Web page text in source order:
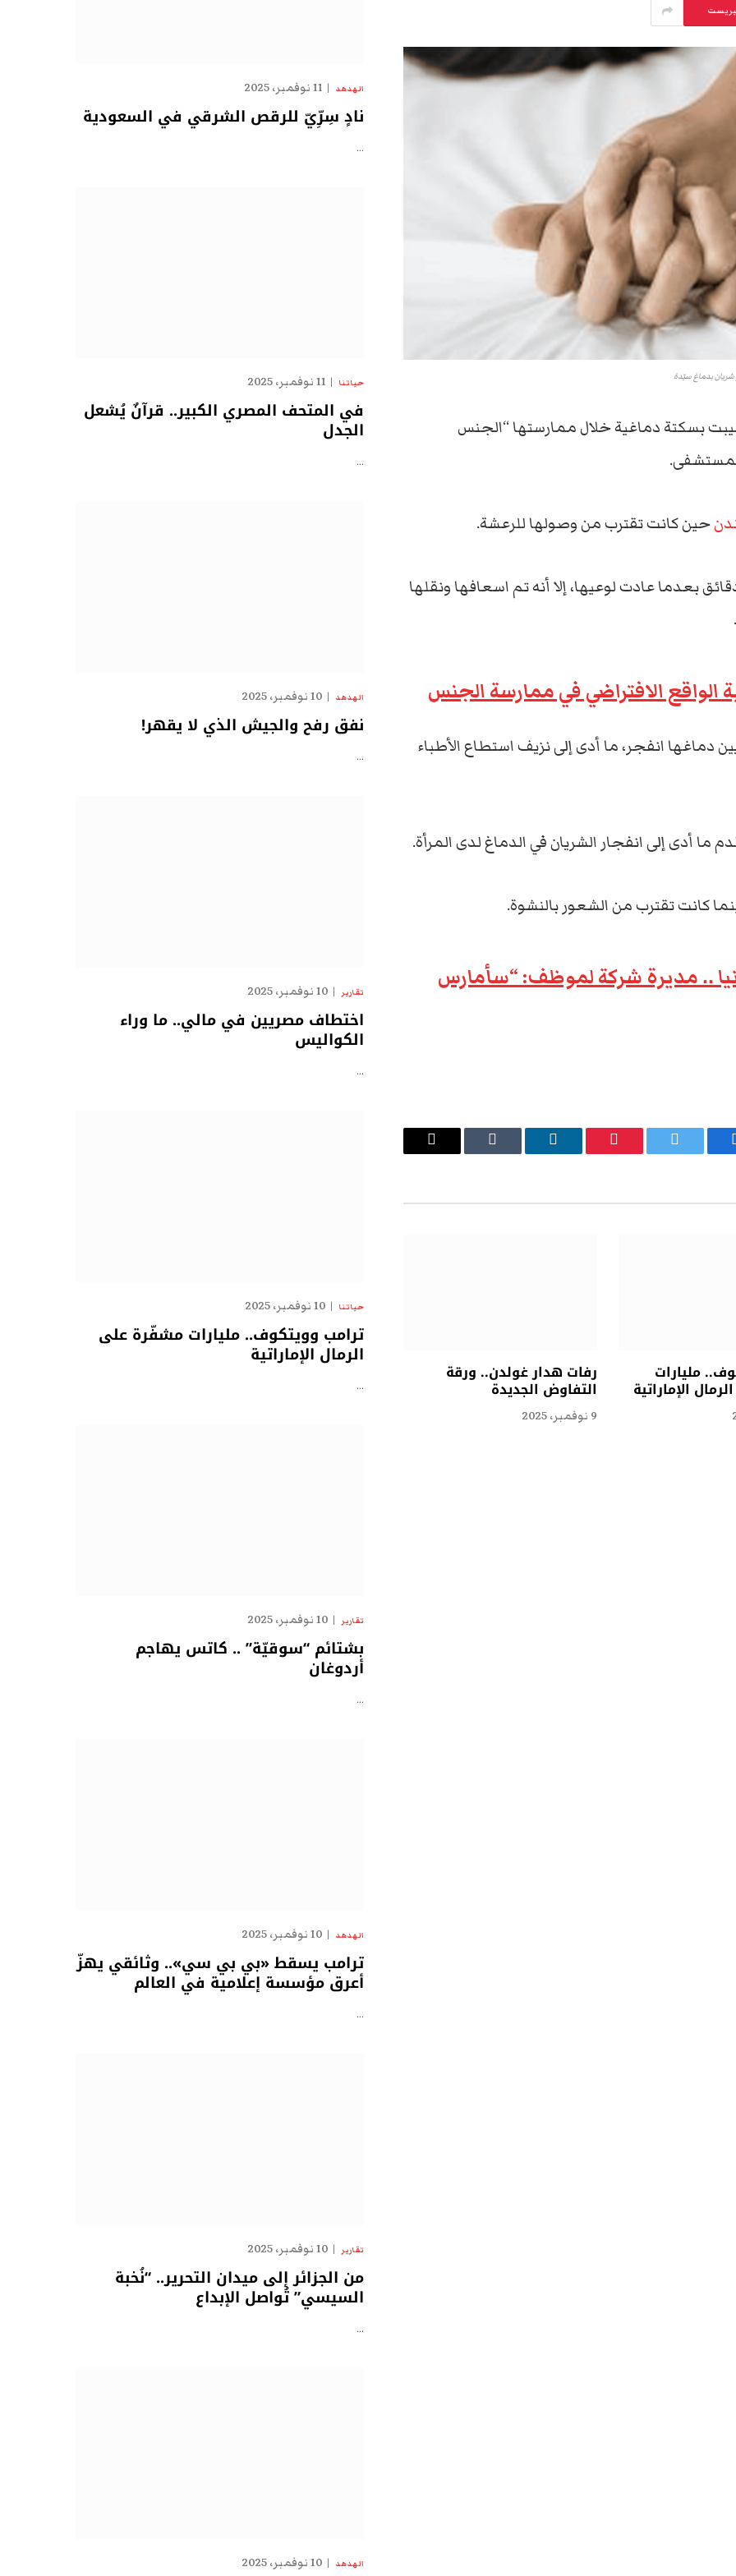
شريان بدماغ سيّدة
بسكتة دماغية خلال ممارستها “الجنس
حين كانت تقترب من وصولها للرعشة.
الرغم من معاناتها من ألم الرأس لمدة 3 دقائق بعدما عادت لوعيها، إلا أنه تم اسعافها ونقلها
دماغها انفجر، ما أدى إلى نزيف استطاع الأطباء
أدى إلى انفجار الشريان في الدماغ لدى المرأة.
كانت تقترب من الشعور بالنشوة.
.. مديرة شركة لموظف: “سأمارس
تويتر بينتيريست لينكدإن Tumblr
البريد
مليارات
الإماراتية
رفات هدار غولدن.. ورقة
التفاوض الجديدة
9 نوفمبر، 2025
الهدهد 11 نوفمبر، 2025
نادٍ سِرِّيّ للرقص الشرقي في السعودية
…
حياتنا 11 نوفمبر، 2025
في المتحف المصري الكبير.. قرآنٌ يُشعل
الجدل
…
الهدهد 10 نوفمبر، 2025
نفق رفح والجيش الذي لا يقهر!
…
تقارير 10 نوفمبر، 2025
اختطاف مصريين في مالي.. ما وراء
الكواليس
…
حياتنا 10 نوفمبر، 2025
ترامب وويتكوف.. مليارات مشفّرة على
الرمال الإماراتية
…
تقارير 10 نوفمبر، 2025
بشتائم “سوقيّة” .. كاتس يهاجم
أردوغان
…
الهدهد 10 نوفمبر، 2025
ترامب يسقط «بي بي سي».. وثائقي يهزّ
أعرق مؤسسة إعلامية في العالم
…
تقارير 10 نوفمبر، 2025
من الجزائر إلى ميدان التحرير.. “نُخبة
السيسي” تُواصل الإبداع
…
الهدهد 10 نوفمبر، 2025